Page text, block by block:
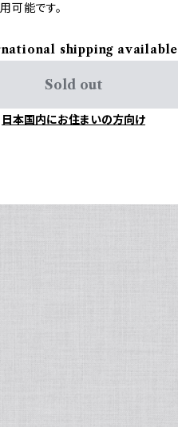
可能です。
shipping available
Sold out
日本国内にお住まいの方向け